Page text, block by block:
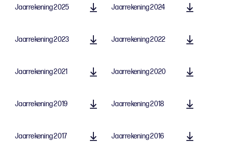
Jaarrekening 2025 Jaarrekening 2024
Jaarrekening 2023 Jaarrekening 2022
Jaarrekening 2021 Jaarrekening 2020
Jaarrekening 2019 Jaarrekening 2018
Jaarrekening 2017 Jaarrekening 2016